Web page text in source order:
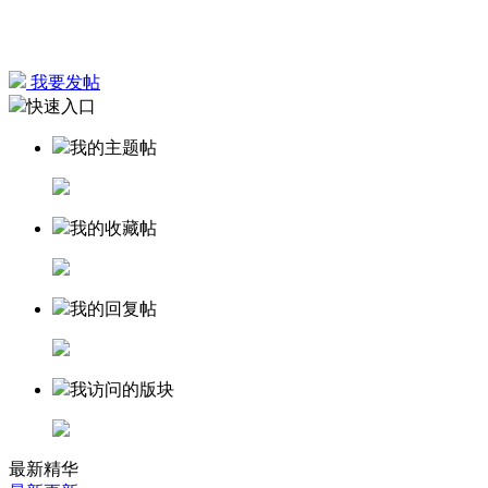
我要发帖
快速入口
我的主题帖
我的收藏帖
我的回复帖
我访问的版块
最新精华